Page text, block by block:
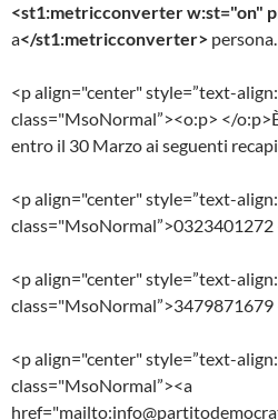
<st1:metricconverter w:st="on"
a</st1:metricconverter> persona.
<p align="center" style=”text-
class="MsoNormal”><o:p> </
entro il 30 Marzo ai seguenti
<p align="center" style=”text-
class="MsoNormal”>0323401272
<p align="center" style=”text-
class="MsoNormal”>3479871679
<p align="center" style=”text-
class="MsoNormal”><a